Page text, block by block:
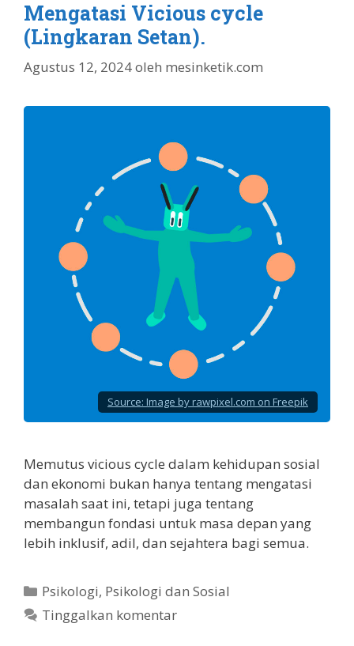
Mengatasi Vicious cycle
(Lingkaran Setan).
Agustus 12, 2024oleh mesinketik.com
Source: Image by rawpixel.com on Freepik
Memutus vicious cycle dalam kehidupan sosial
dan ekonomi bukan hanya tentang mengatasi
masalah saat ini, tetapi juga tentang
membangun fondasi untuk masa depan yang
lebih inklusif, adil, dan sejahtera bagi semua.
Kategori
Psikologi, Psikologi dan Sosial
Tinggalkan komentar